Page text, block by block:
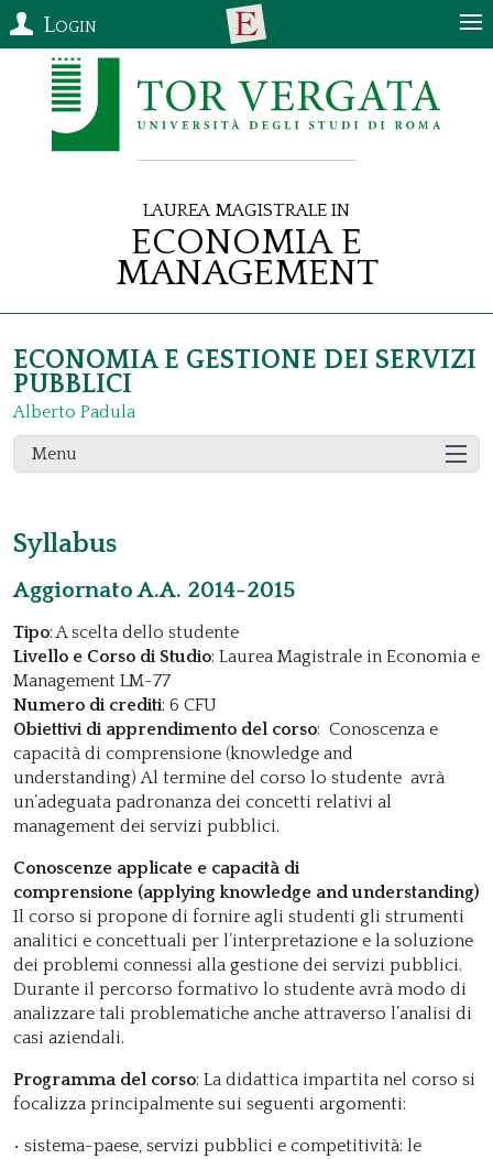
Login
Laurea Magistrale in
Economia e
Management
ECONOMIA E GESTIONE DEI SERVIZI
PUBBLICI
Alberto Padula
Menu
Syllabus
Aggiornato A.A. 2014-2015
Tipo: A scelta dello studente
Livello e Corso di Studio: Laurea Magistrale in Economia e
Management LM-77
Numero di crediti: 6 CFU
Obiettivi di apprendimento del corso: Conoscenza e
capacità di comprensione (knowledge and
understanding) Al termine del corso lo studente avrà
un’adeguata padronanza dei concetti relativi al
management dei servizi pubblici.
Conoscenze applicate e capacità di
comprensione (applying knowledge and understanding)
Il corso si propone di fornire agli studenti gli strumenti
analitici e concettuali per l’interpretazione e la soluzione
dei problemi connessi alla gestione dei servizi pubblici.
Durante il percorso formativo lo studente avrà modo di
analizzare tali problematiche anche attraverso l’analisi di
casi aziendali.
Programma del corso: La didattica impartita nel corso si
focalizza principalmente sui seguenti argomenti:
• sistema-paese, servizi pubblici e competitività: le